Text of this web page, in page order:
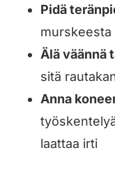
Pidä
murskeesta
Älä väännä
sitä
Anna
laattaa irti